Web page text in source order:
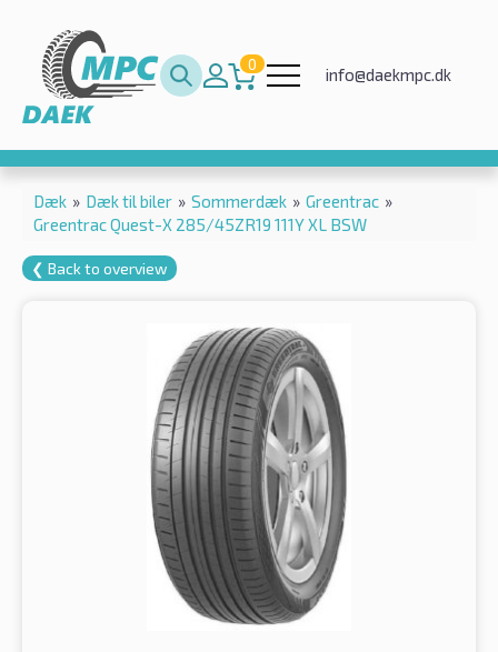
0
info@daekmpc.dk
Dæk » Dæk til biler » Sommerdæk » Greentrac »
Greentrac Quest-X 285/45ZR19 111Y XL BSW
❮ Back to overview